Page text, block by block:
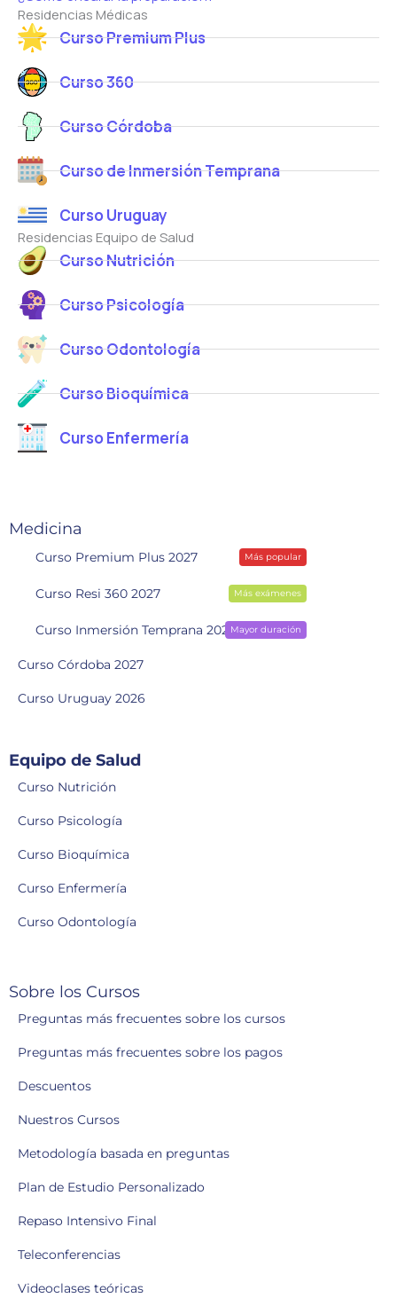
Residencias Médicas
Curso Premium Plus
Curso 360
Curso Córdoba
Curso de Inmersión Temprana
Curso Uruguay
Residencias Equipo de Salud
Curso Nutrición
Curso Psicología
Curso Odontología
Curso Bioquímica
Curso Enfermería
Medicina
Curso Premium Plus 2027 Más popular
Curso Resi 360 2027 Más exámenes
Curso Inmersión Temprana 2028Mayor duración
Curso Córdoba 2027
Curso Uruguay 2026
Equipo de Salud
Curso Nutrición
Curso Psicología
Curso Bioquímica
Curso Enfermería
Curso Odontología
Sobre los Cursos
Preguntas más frecuentes sobre los cursos
Preguntas más frecuentes sobre los pagos
Descuentos
Nuestros Cursos
Metodología basada en preguntas
Plan de Estudio Personalizado
Repaso Intensivo Final
Teleconferencias
Videoclases teóricas